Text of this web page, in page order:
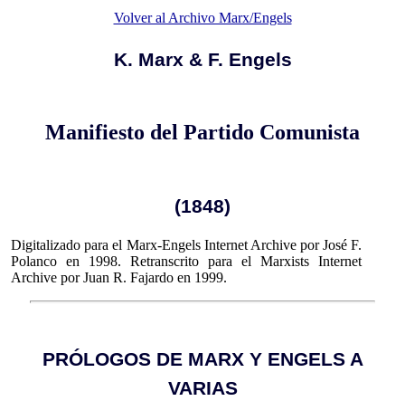
Volver al Archivo Marx/Engels
K. Marx & F. Engels
Manifiesto del Partido Comunista
(1848)
Digitalizado para el Marx-Engels Internet Archive por José F.
Polanco en 1998. Retranscrito para el Marxists Internet
Archive por Juan R. Fajardo en 1999.
PRÓLOGOS DE MARX Y ENGELS A
VARIAS